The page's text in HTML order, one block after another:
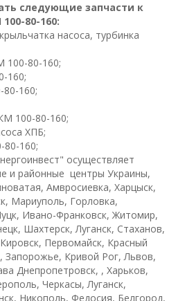
следующие запчасти к
80-160:
насоса, турбинка
100-80-160;
160;
160;
100-80-160;
ХПБ;
160;
осуществляет
и районные центры Украины,
Амвросиевка, Харцыск,
Мариуполь, Горловка,
Ивано-Франковск, Житомир,
Шахтерск, Луганск, Стаханов,
Первомайск, Красный
Запорожье, Кривой Рог, Львов,
Днепропетровск, , Харьков,
Черкасы, Луганск,
Никополь, Федосия, Белгород,